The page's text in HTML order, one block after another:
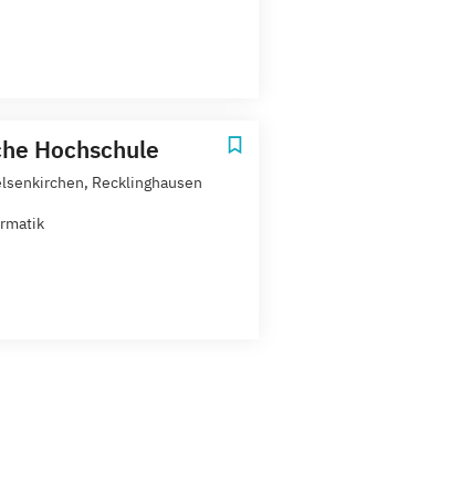
Hochschule
Recklinghausen